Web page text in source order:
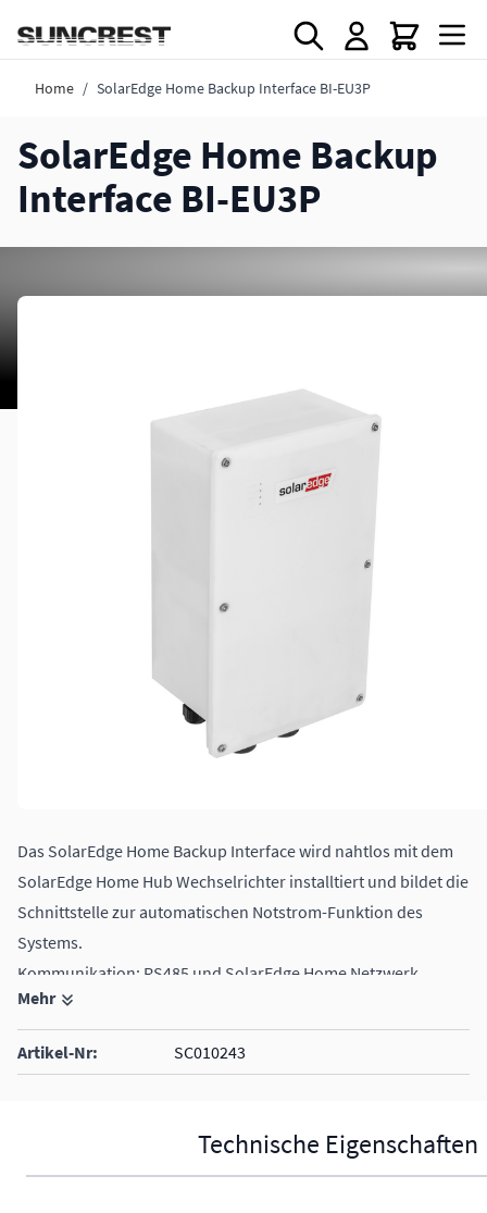
Home / SolarEdge Home Backup Interface BI-EU3P
SolarEdge Home Backup
Interface BI-EU3P
Das SolarEdge Home Backup Interface wird nahtlos mit dem
SolarEdge Home Hub Wechselrichter installtiert und bildet die
Schnittstelle zur automatischen Notstrom-Funktion des
Systems.
Kommunikation: RS485 und SolarEdge Home Netzwerk
Energiezähler integriert
unterstützte Wechselrichter: SolarEdge Home Hub
Schutzklasse IP65 - im Freien und in Gebäuden
Mehr
Artikel-Nr: SC010243
Technische Eigenschaften